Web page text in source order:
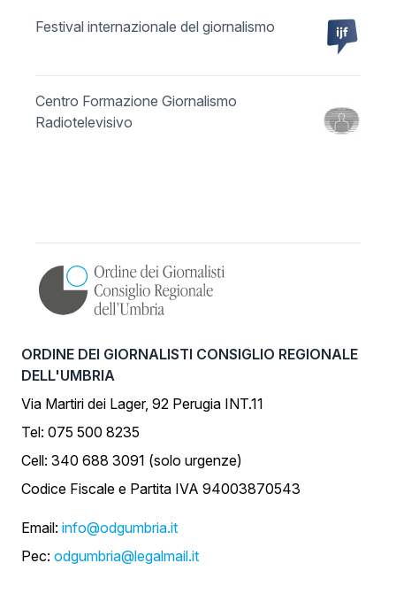
Festival internazionale del giornalismo
Centro Formazione Giornalismo
Radiotelevisivo
ORDINE DEI GIORNALISTI CONSIGLIO REGIONALE
DELL'UMBRIA
Via Martiri dei Lager, 92 Perugia INT.11
Tel: 075 500 8235
Cell: 340 688 3091 (solo urgenze)
Codice Fiscale e Partita IVA 94003870543
Email: info@odgumbria.it
Pec: odgumbria@legalmail.it